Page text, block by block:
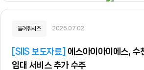
들려줘시즈 2026.07.02
SIIS 보도자료
임대 서비스 추가 수주